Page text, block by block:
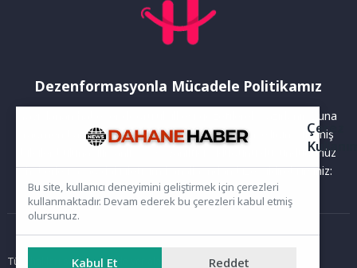
Dezenformasyonla Mücadele Politikamız
Yayınlanan haberler doğruluk ilkesi gözetilerek hazırlanır. Buna
rağmen bazı içeriklerde eksik, hatalı veya güncelliğini yitirmiş
bilgiler bulunabilir.Yanlış veya yanıltıcı olduğunu düşündüğünüz
haberleri aşağıdaki iletişim kanallarından bize bildirebilirsiniz:
Ana Sayfa
Tüm hakları saklıdır. Sitede yer alan içerikler izinsiz kopyalanamaz,
Çerez
Bu site, kullanıcı deneyimini geliştirmek için çerezleri
kullanmaktadır. Devam ederek bu çerezleri kabul etmiş
olursunuz.
Kabul Et Reddet